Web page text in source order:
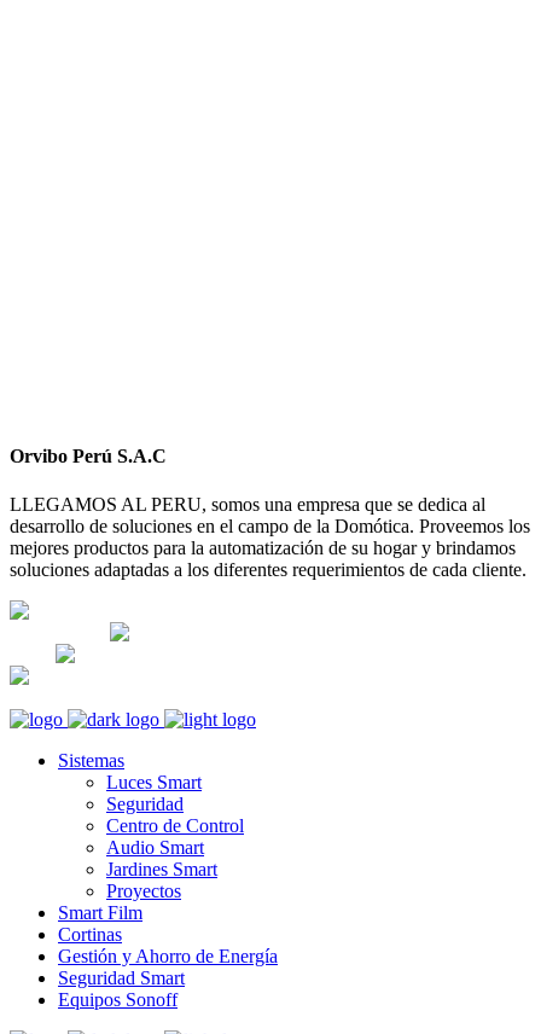
Orvibo Perú S.A.C
LLEGAMOS AL PERU, somos una empresa que se dedica al
desarrollo de soluciones en el campo de la Domótica. Proveemos los
mejores productos para la automatización de su hogar y brindamos
soluciones adaptadas a los diferentes requerimientos de cada cliente.
Sistemas
Luces Smart
Seguridad
Centro de Control
Audio Smart
Jardines Smart
Proyectos
Smart Film
Cortinas
Gestión y Ahorro de Energía
Seguridad Smart
Equipos Sonoff